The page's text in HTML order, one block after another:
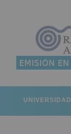
UNIVERSIDAD